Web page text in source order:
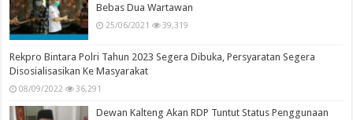
Bebas Dua Wartawan
25/06/2021 39,319
Rekpro Bintara Polri Tahun 2023 Segera Dibuka, Persyaratan Segera
Disosialisasikan Ke Masyarakat
08/09/2022 36,291
Dewan Kalteng Akan RDP Tuntut Status Penggunaan